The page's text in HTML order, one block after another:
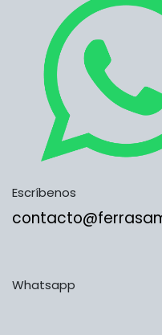
Escríbenos
Whatsapp